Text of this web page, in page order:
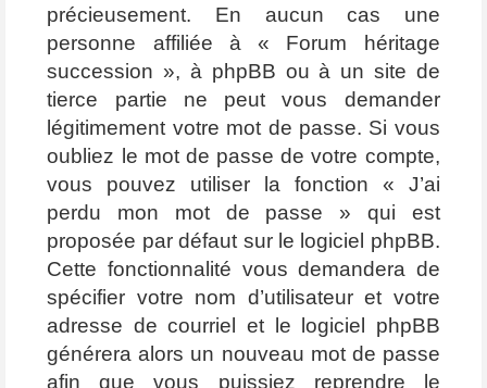
précieusement. En aucun cas une
personne affiliée à « Forum héritage
succession », à phpBB ou à un site de
tierce partie ne peut vous demander
légitimement votre mot de passe. Si vous
oubliez le mot de passe de votre compte,
vous pouvez utiliser la fonction « J’ai
perdu mon mot de passe » qui est
proposée par défaut sur le logiciel phpBB.
Cette fonctionnalité vous demandera de
spécifier votre nom d’utilisateur et votre
adresse de courriel et le logiciel phpBB
générera alors un nouveau mot de passe
afin que vous puissiez reprendre le